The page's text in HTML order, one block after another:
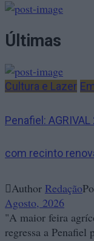
Últimas
Cultura e Lazer
Penafiel:
com recinto
Author Redação
Agosto, 2026
"A maior feira
regressa a Penafiel